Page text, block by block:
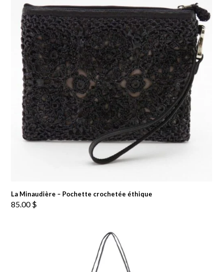
La Minaudière – Pochette crochetée éthique
85.00$